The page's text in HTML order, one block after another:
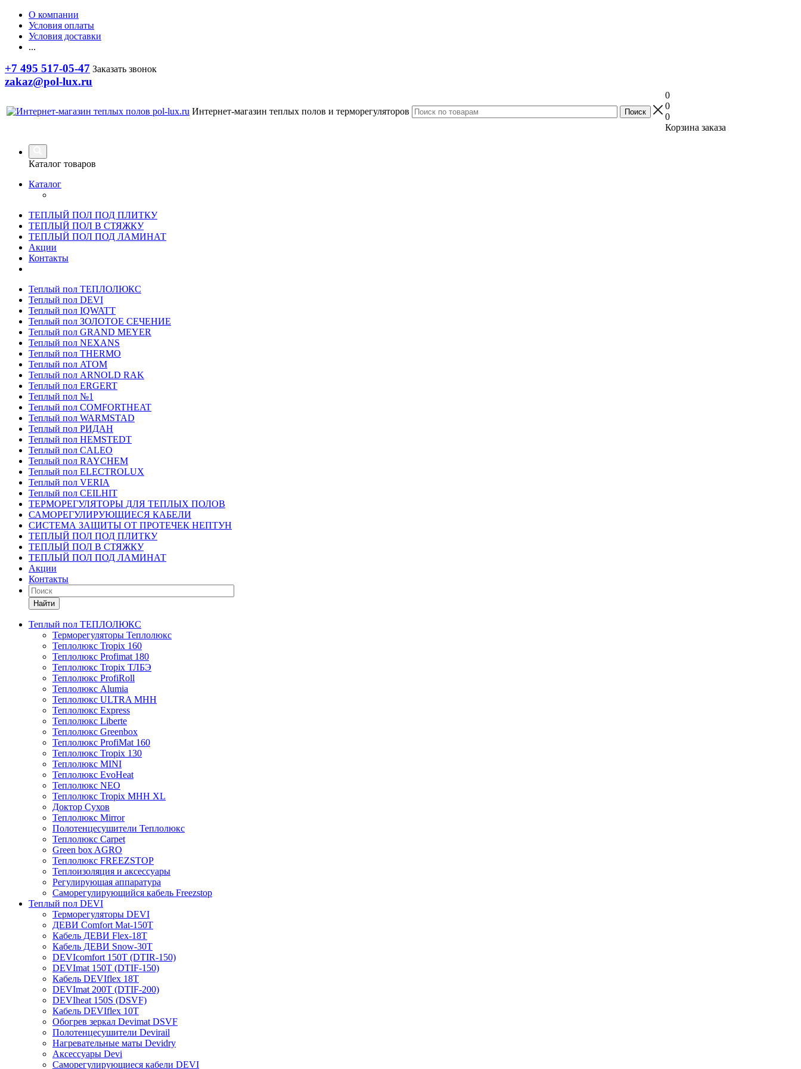
О компании
Условия оплаты
Условия доставки
...
+7 495 517-05-47 Заказать звонок
zakaz@pol-lux.ru
Интернет-магазин теплых полов и терморегуляторов
0
0
0
Корзина заказа
Каталог товаров
Каталог
ТЕПЛЫЙ ПОЛ ПОД ПЛИТКУ
ТЕПЛЫЙ ПОЛ В СТЯЖКУ
ТЕПЛЫЙ ПОЛ ПОД ЛАМИНАТ
Акции
Контакты
Теплый пол ТЕПЛОЛЮКС
Теплый пол DEVI
Теплый пол IQWATT
Теплый пол ЗОЛОТОЕ СЕЧЕНИЕ
Теплый пол GRAND MEYER
Теплый пол NEXANS
Теплый пол THERMO
Теплый пол ATOM
Теплый пол ARNOLD RAK
Теплый пол ERGERT
Теплый пол №1
Теплый пол COMFORTHEAT
Теплый пол WARMSTAD
Теплый пол РИДАН
Теплый пол HEMSTEDT
Теплый пол CALEO
Теплый пол RAYCHEM
Теплый пол ELECTROLUX
Теплый пол VERIA
Теплый пол CEILHIT
ТЕРМОРЕГУЛЯТОРЫ ДЛЯ ТЕПЛЫХ ПОЛОВ
САМОРЕГУЛИРУЮЩИЕСЯ КАБЕЛИ
СИСТЕМА ЗАЩИТЫ ОТ ПРОТЕЧЕК НЕПТУН
ТЕПЛЫЙ ПОЛ ПОД ПЛИТКУ
ТЕПЛЫЙ ПОЛ В СТЯЖКУ
ТЕПЛЫЙ ПОЛ ПОД ЛАМИНАТ
Акции
Контакты
Найти
Теплый пол ТЕПЛОЛЮКС
Терморегуляторы Теплолюкс
Теплолюкс Tropix 160
Теплолюкс Profimat 180
Теплолюкс Tropix ТЛБЭ
Теплолюкс ProfiRoll
Теплолюкс Alumia
Теплолюкс ULTRA МНН
Теплолюкс Express
Теплолюкс Liberte
Теплолюкс Greenbox
Теплолюкс ProfiMat 160
Теплолюкс Tropix 130
Теплолюкс MINI
Теплолюкс EvoHeat
Теплолюкс NEO
Теплолюкс Tropix МНН XL
Доктор Сухов
Теплолюкс Mirror
Полотенцесушители Теплолюкс
Теплолюкс Carpet
Green box AGRO
Теплолюкс FREEZSTOP
Теплоизоляция и аксессуары
Регулирующая аппаратура
Cаморегулирующийся кабель Freezstop
Теплый пол DEVI
Терморегуляторы DEVI
ДЕВИ Comfort Mat-150T
Кабель ДЕВИ Flex-18T
Кабель ДЕВИ Snow-30T
DEVIcomfort 150T (DTIR-150)
DEVImat 150T (DTIF-150)
Кабель DEVIflex 18T
DEVImat 200T (DTIF-200)
DEVIheat 150S (DSVF)
Кабель DEVIflex 10T
Обогрев зеркал Devimat DSVF
Полотенцесушители Devirail
Нагревательные маты Devidry
Аксессуары Devi
Саморегулирующиеся кабели DEVI